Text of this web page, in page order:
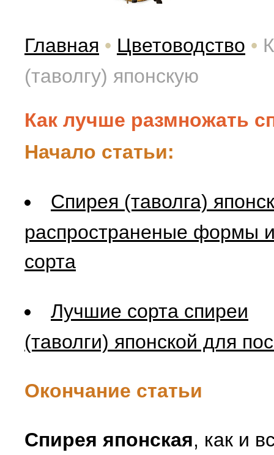
Главная • Цветоводство •
(таволгу) японскую
Как лучше размножать
Начало статьи:
Спирея (таволга)
распространеные формы
сорта
Лучшие сорта спиреи
(таволги) японской для
Окончание статьи
Спирея японская, как и